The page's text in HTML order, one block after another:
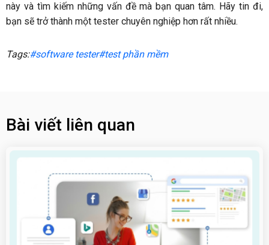
này và tìm kiếm những vấn đề mà bạn quan tâm. Hãy tin đi,
bạn sẽ trở thành một tester chuyên nghiệp hơn rất nhiều.
Tags:#software tester#test phần mềm
Bài viết liên quan